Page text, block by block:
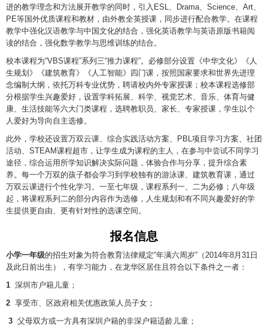
进的教学理念和方法展开教学的同时，引入ESL、Drama、Science、Art、
PE等国外优质课程和教材，由外教全英授课，同步进行配合教学。在课程
教学中强化汉语教学与中国文化的结合，强化英语教学与英语原版书籍阅
读的结合，强化数学教学与思维训练的结合。
校本课程为“VBS课程”系列三“推力课程”。必修部分设置《中华文化》《人
生规划》《建筑教育》《人工智能》四门课，按照国家要求和世界先进理
念编制大纲，依托万科专业优势，聘请校内外专家授课；校本课程选修部
分根据学生兴趣爱好，设置学科拓展、科学、视觉艺术、音乐、体育与健
康、生活技能等六大门类课程，选聘教职员、家长、专家授课，学生以个
人爱好为导向自主选修。
此外，学校还设置万双云课、综合实践活动方案、PBL项目学习方案、社团
活动、STEAM课程超市，让学生成为课程的主人，在参与中尝试不同学习
途径，综合运用所学知识解决实际问题，体验合作与分享，提升综合素
养。每一个万双的孩子都会学习到学校独有的游泳课、建筑教育课，通过
万双云课进行个性化学习。一至七年级，课程系列一、二为必修；八年级
起，将课程系列二的部分内容作为选修，人生规划和有不同兴趣爱好的学
生提供更自由、更有针对性的选课空间。
报名信息
小学一年级的招生对象为符合教育法律规定“年满六周岁”（2014年8月31日
及此日前出生），有学习能力，在龙华区居住且符合以下条件之一者：
1 深圳市户籍儿童；
2 享受市、区政府相关优惠政策人员子女；
3 父母双方或一方具有深圳户籍的非深户籍适龄儿童；